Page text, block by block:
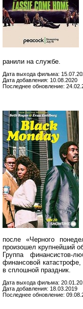
ранили на службе.
Дата выхода фильма:
Дата добавления: 10.08.2020
Последнее обновление:
после «Черного
произошел крупнейший
Группа финансистов-
финансовой
в сплошной праздник.
Дата выхода фильма:
Дата добавления: 18.03.2019
Последнее обновление: